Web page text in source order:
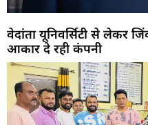
वेदांता यूनिवर्सिटी से लेकर
आकार दे रही कंपनी